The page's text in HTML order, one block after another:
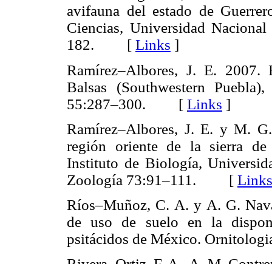
avifauna del estado de
Ciencias, Universidad
182. [ Links ]
Ramírez–Albores, J. E.
Balsas (Southwestern
55:287–300. [ Links ]
Ramírez–Albores, J. E. y M.
región oriente de la sierra
Instituto de Biología,
Zoología 73:91–111. [ Links
Ríos–Muñoz, C. A. y A. G.
de uso de suelo en la
psitácidos de México.